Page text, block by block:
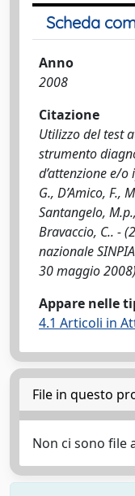
Scheda
Anno
2008
Citazione
Utilizzo del test
strumento
d’attenzione e/
G., D’Amico, F.,
Santangelo,
Bravaccio, C.. -
nazionale
30 maggio
Appare nelle
4.1 Articoli in
File in questo
Non ci sono file